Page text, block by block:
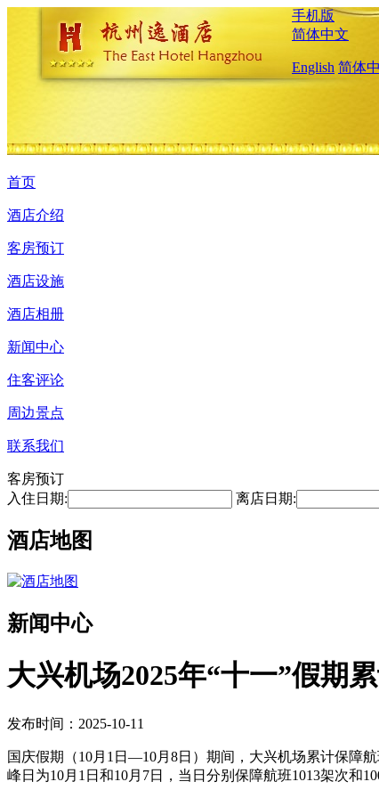
手机版
简体中文
English 简体
首页
酒店介绍
客房预订
酒店设施
酒店相册
新闻中心
住客评论
周边景点
联系我们
客房预订
入住日期:
离店日期:
酒店地图
新闻中心
大兴机场2025年“十一”假期
发布时间：2025-10-11
国庆假期（10月1日—10月8日）期间，大兴机场累计保障
峰日为10月1日和10月7日，当日分别保障航班1013架次和